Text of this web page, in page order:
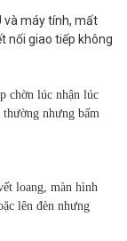
và máy tính, mất
nối giao tiếp không
chờn lúc nhận lúc
nhưng bấm
loang, màn hình
lên đèn nhưng